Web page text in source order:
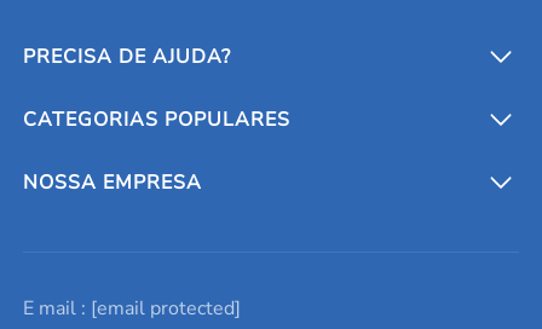
PRECISA DE AJUDA?
Conversores e calculadoras
Entre em contato conosco
Lista de consultas
CATEGORIAS POPULARES
Metais refratários
Elementos de terras raras
NOSSA EMPRESA
Promoções atuais
E mail : [email protected]